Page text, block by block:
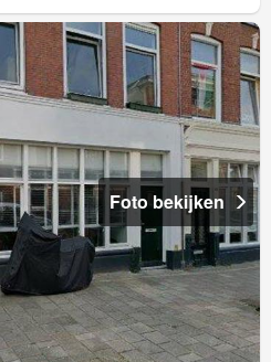
Foto bekijken